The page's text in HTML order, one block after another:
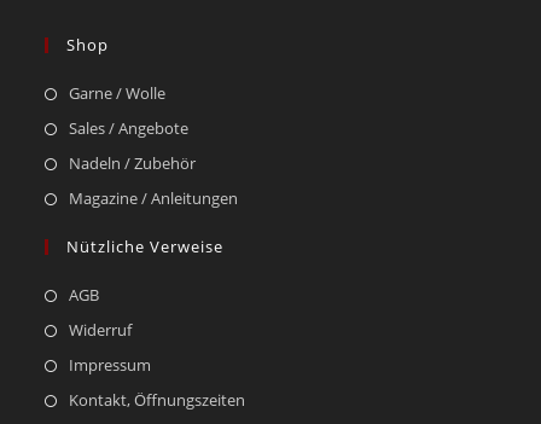
Shop
Garne / Wolle
Sales / Angebote
Nadeln / Zubehör
Magazine / Anleitungen
Nützliche Verweise
AGB
Widerruf
Impressum
Kontakt, Öffnungszeiten